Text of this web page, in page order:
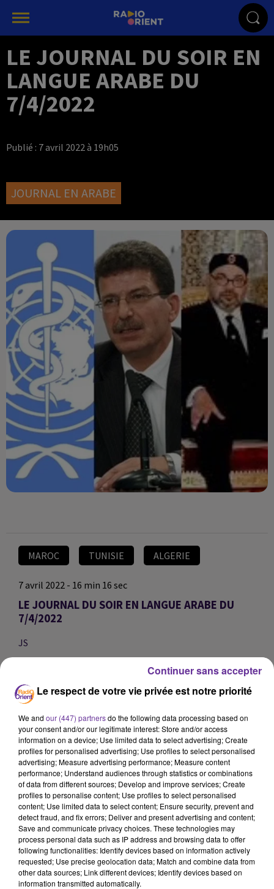
LE JOURNAL DU SOIR EN
LANGUE ARABE DU
7/4/2022
Publié : 7 avril 2022 à 19h05
JOURNAL EN ARABE
MAROC TUNISIE ALGERIE
7 avril 2022 - 16 min 16 sec
LE JOURNAL DU SOIR EN LANGUE ARABE DU
7/4/2022
JS
العناوين
بمناسبة يوم الصحة العالمي الذي يصادف السابع من شهر
نيسان من كل عام نستضيف الوزير الفلسطيني ورئيس نادي
الاسير قدورة فارس للحديث عن اوضاع الأسرى الاسرى في
السجون الاسرائيلية...
قبل ساعات من وصوله رفقة رئيس الحكومة الإسبانية إلى
المغرب، وزير الخارجية الإسباني يؤكد أن إسبانيا والمغرب
سيفتتحان اليوم مرحلة جديدة "بأفضل طريقة ممكنة" في
علاقاتهما الثنائية...
Le respect de votre vie privée est notre priorité
We and our (447) partnersdo the following data processing based on
your consent and/or our legitimate interest: Store and/or access
information on a device; Use limited data to select advertising; Create
profiles for personalised advertising; Use profiles to select personalised
advertising; Measure advertising performance; Measure content
performance; Understand audiences through statistics or combinations
of data from different sources; Develop and improve services; Create
profiles to personalise content; Use profiles to select personalised
content; Use limited data to select content; Ensure security, prevent and
detect fraud, and fix errors; Deliver and present advertising and content;
Save and communicate privacy choices. These technologies may
process personal data such as IP address and browsing data to offer
following functionalities: Identify devices based on information actively
requested; Use precise geolocation data; Match and combine data from
other data sources; Link different devices; Identify devices based on
information transmitted automatically.
Continuer sans accepter